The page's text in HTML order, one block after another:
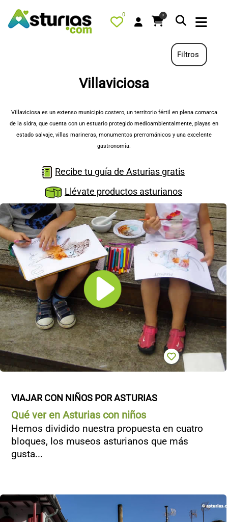
0 0
QUÉ HACER
ALOJAMIENTOS
RESTAURANTES
TURISMO ACTIVO
TIENDA
AGENDA
OFERTAS
CONTACTO
Filtros
Villaviciosa
Villaviciosa es un extenso municipio costero, un territorio fértil en plena comarca
de la sidra, que cuenta con un estuario protegido medioambientalmente, playas en
estado salvaje, villas marineras, monumentos prerrománicos y una excelente
gastronomía.
Recibe tu guía de Asturias gratis
Llévate productos asturianos
VIAJAR CON NIÑOS POR ASTURIAS
Qué ver en Asturias con niños
Hemos dividido nuestra propuesta en cuatro
bloques, los museos asturianos que más
gusta...